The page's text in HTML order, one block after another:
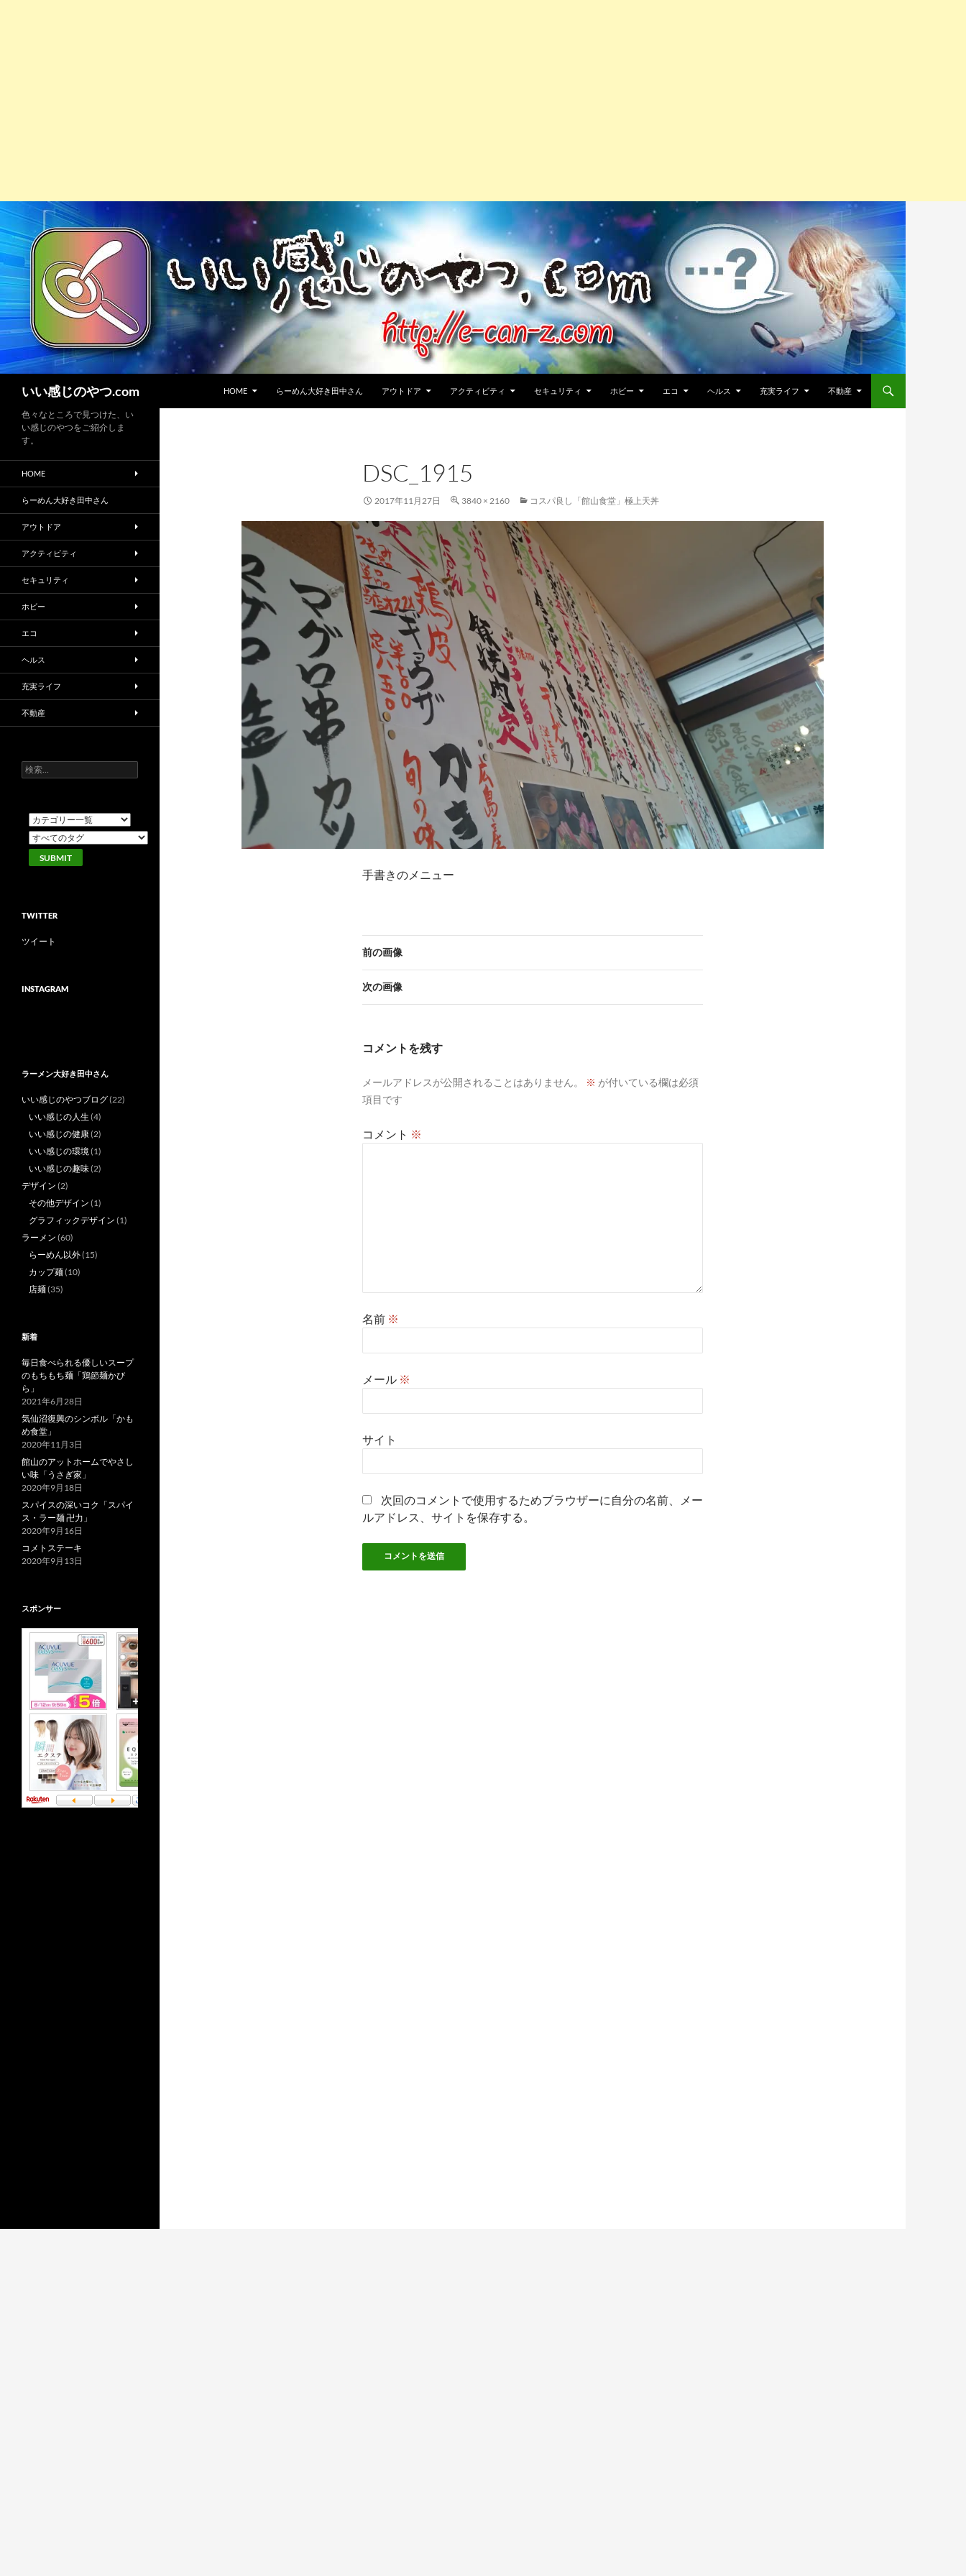
いい感じのやつ.com
HOME
らーめん大好き田中さん アウトドア アクティビティ セキュリティ ホビー エコ ヘルス 充実ライフ 不動産
DSC_1915
2017年11月27日 3840 × 2160 コスパ良し「館山食堂」極上天丼
手書きのメニュー
前の画像
次の画像
コメントを残す
メールアドレスが公開されることはありません。 ※ が付いている欄は必須
項目です
コメント ※
名前 ※
メール ※
サイト
次回のコメントで使用するためブラウザーに自分の名前、メー
ルアドレス、サイトを保存する。
色々なところで見つけた、い
い感じのやつをご紹介しま
す。
HOME
らーめん大好き田中さん
アウトドア
アクティビティ
セキュリティ
ホビー
エコ
ヘルス
充実ライフ
不動産
検
索:
TWITTER
ツイート
INSTAGRAM
ラーメン大好き田中さん
いい感じのやつブログ(22)
いい感じの人生 (4)
いい感じの健康(2)
いい感じの環境(1)
いい感じの趣味(2)
デザイン (2)
その他デザイン (1)
グラフィックデザイン (1)
ラーメン (60)
らーめん以外(15)
カップ麺(10)
店麺(35)
新着
毎日食べられる優しいスープ
のもちもち麺「鶏節麺かび
ら」
2021年6月28日
気仙沼復興のシンボル「かも
め食堂」
2020年11月3日
館山のアットホームでやさし
い味「うさぎ家」
2020年9月18日
スパイスの深いコク「スパイ
ス・ラー麺 卍力」
2020年9月16日
コメトステーキ
2020年9月13日
スポンサー